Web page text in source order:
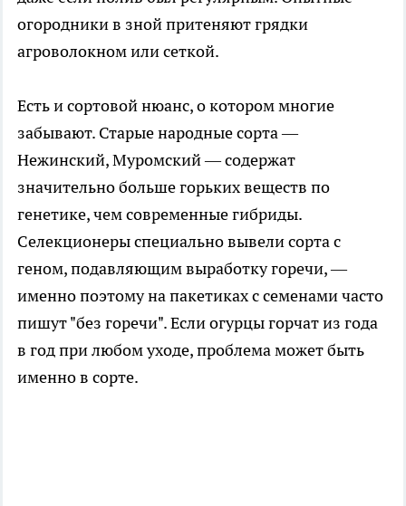
огородники в зной притеняют грядки
агроволокном или сеткой.
Есть и сортовой нюанс, о котором многие
забывают. Старые народные сорта —
Нежинский, Муромский — содержат
значительно больше горьких веществ по
генетике, чем современные гибриды.
Селекционеры специально вывели сорта с
геном, подавляющим выработку горечи, —
именно поэтому на пакетиках с семенами часто
пишут "без горечи". Если огурцы горчат из года
в год при любом уходе, проблема может быть
именно в сорте.